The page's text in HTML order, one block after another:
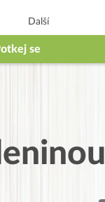
Další
se